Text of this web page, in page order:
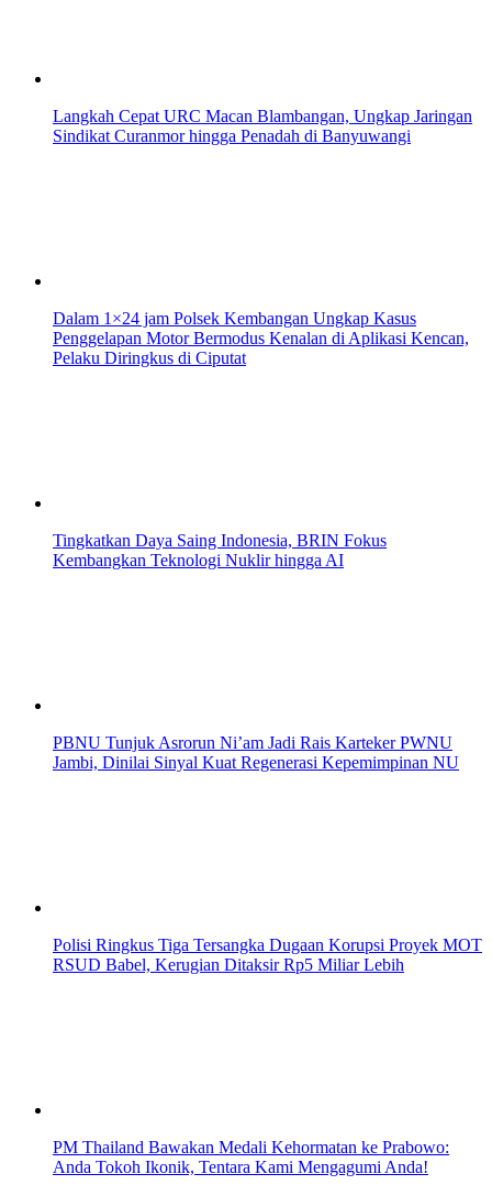
Langkah Cepat URC Macan Blambangan, Ungkap Jaringan
Sindikat Curanmor hingga Penadah di Banyuwangi
Dalam 1×24 jam Polsek Kembangan Ungkap Kasus
Penggelapan Motor Bermodus Kenalan di Aplikasi Kencan,
Pelaku Diringkus di Ciputat
Tingkatkan Daya Saing Indonesia, BRIN Fokus
Kembangkan Teknologi Nuklir hingga AI
PBNU Tunjuk Asrorun Ni’am Jadi Rais Karteker PWNU
Jambi, Dinilai Sinyal Kuat Regenerasi Kepemimpinan NU
Polisi Ringkus Tiga Tersangka Dugaan Korupsi Proyek MOT
RSUD Babel, Kerugian Ditaksir Rp5 Miliar Lebih
PM Thailand Bawakan Medali Kehormatan ke Prabowo:
Anda Tokoh Ikonik, Tentara Kami Mengagumi Anda!